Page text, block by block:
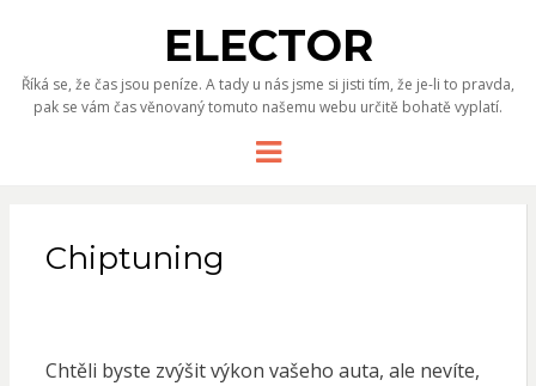
ELECTOR
Říká se, že čas jsou peníze. A tady u nás jsme si jisti tím, že je-li to pravda,
pak se vám čas věnovaný tomuto našemu webu určitě bohatě vyplatí.
Menu
Chiptuning
Chtěli byste zvýšit výkon vašeho auta, ale nevíte,